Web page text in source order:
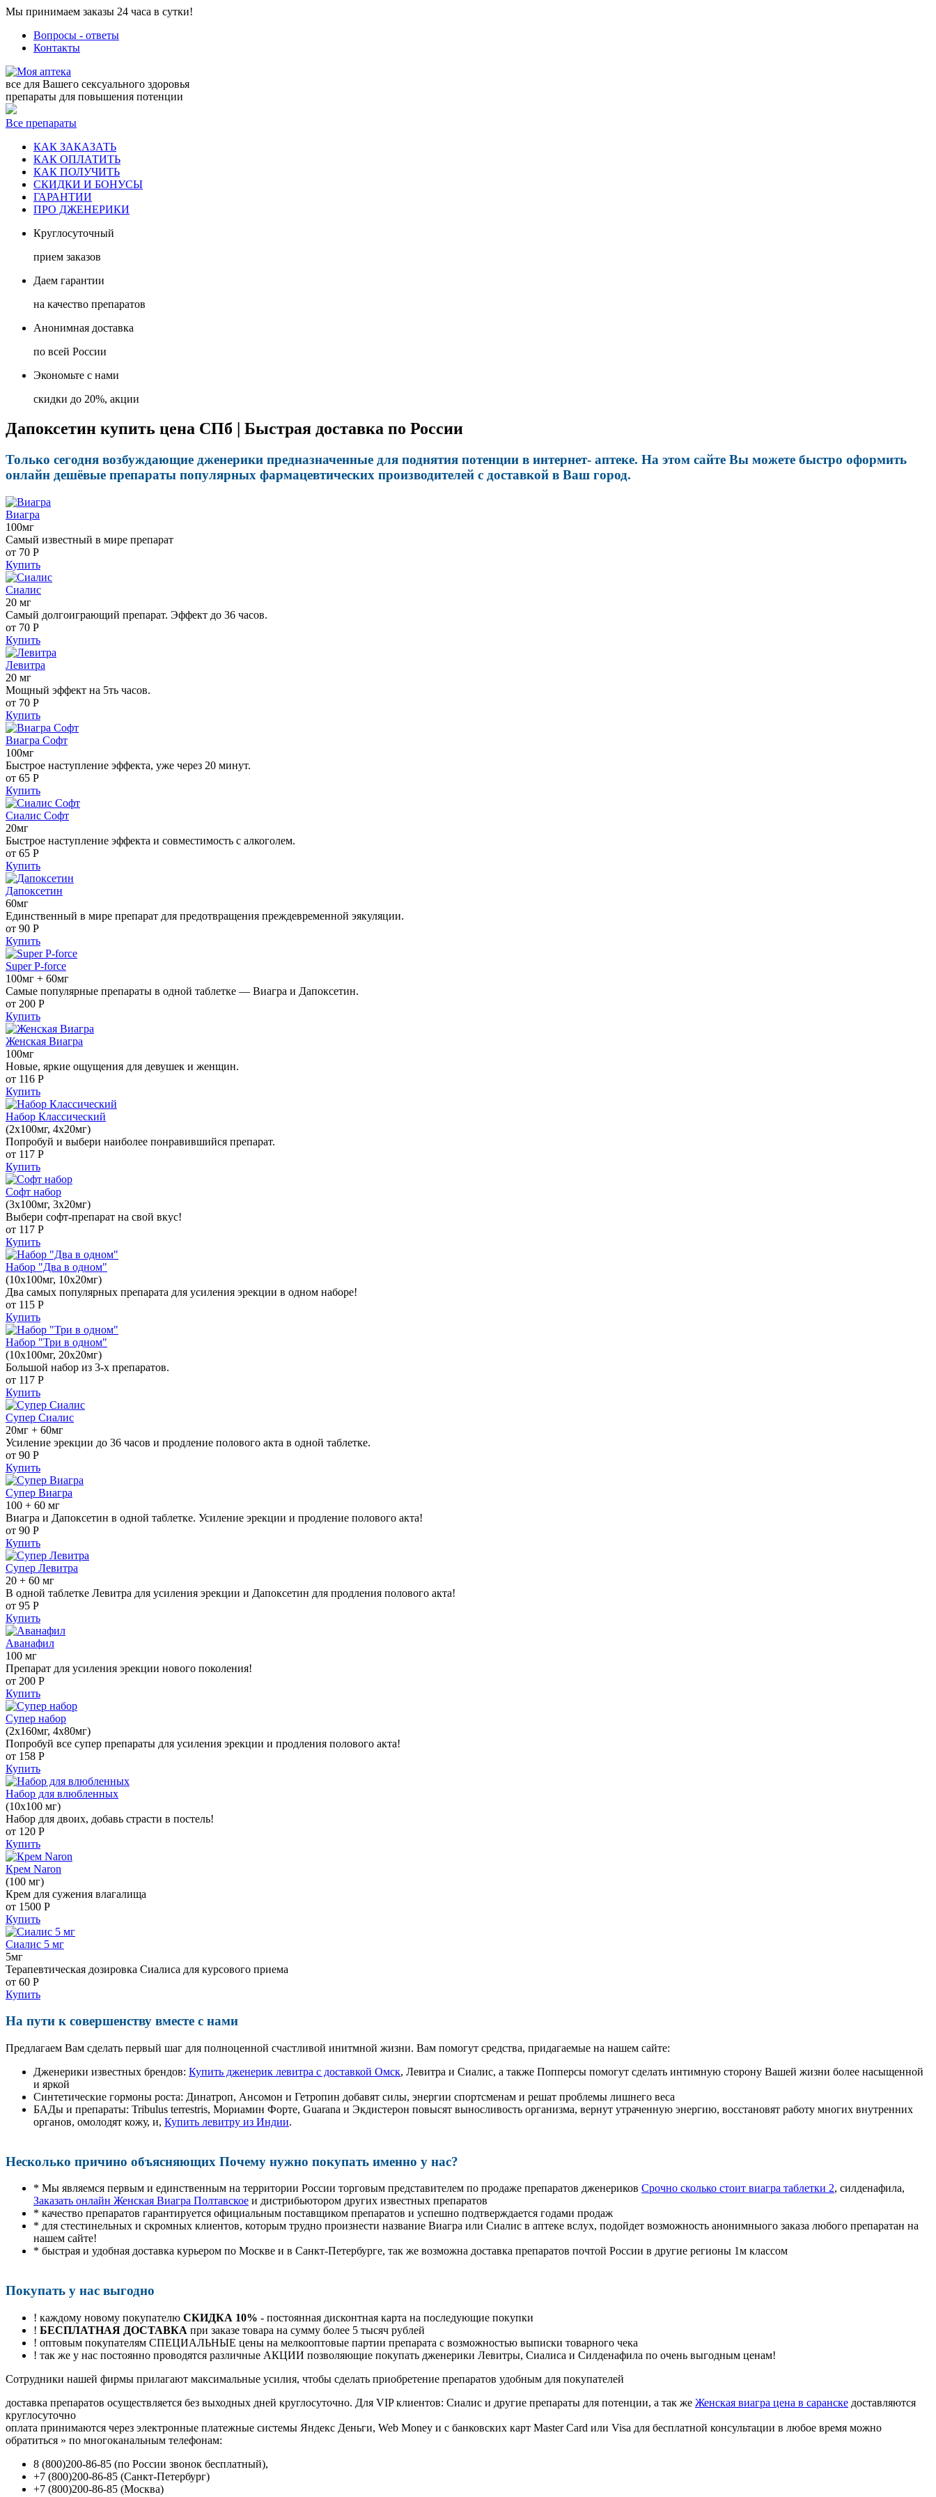
Мы принимаем заказы 24 часа в сутки!
Вопросы - ответы
Контакты
все для Вашего сексуального здоровья
препараты для повышения потенции
Все препараты
КАК ЗАКАЗАТЬ
КАК ОПЛАТИТЬ
КАК ПОЛУЧИТЬ
СКИДКИ И БОНУСЫ
ГАРАНТИИ
ПРО ДЖЕНЕРИКИ
Круглосуточный
прием заказов
Даем гарантии
на качество препаратов
Анонимная доставка
по всей России
Экономьте с нами
скидки до 20%, акции
Дапоксетин купить цена СПб | Быстрая доставка по России
Только сегодня возбуждающие дженерики предназначенные для поднятия потенции в интернет- аптеке. На этом сайте Вы можете быстро оформить
онлайн дешёвые препараты популярных фармацевтических производителей с доставкой в Ваш город.
Виагра
100мг
Самый известный в мире препарат
от 70 Р
Купить
Сиалис
20 мг
Самый долгоиграющий препарат. Эффект до 36 часов.
от 70 Р
Купить
Левитра
20 мг
Мощный эффект на 5ть часов.
от 70 Р
Купить
Виагра Софт
100мг
Быстрое наступление эффекта, уже через 20 минут.
от 65 Р
Купить
Сиалис Софт
20мг
Быстрое наступление эффекта и совместимость с алкоголем.
от 65 Р
Купить
Дапоксетин
60мг
Единственный в мире препарат для предотвращения преждевременной эякуляции.
от 90 Р
Купить
Super P-force
100мг + 60мг
Самые популярные препараты в одной таблетке — Виагра и Дапоксетин.
от 200 Р
Купить
Женская Виагра
100мг
Новые, яркие ощущения для девушек и женщин.
от 116 Р
Купить
Набор Классический
(2x100мг, 4x20мг)
Попробуй и выбери наиболее понравившийся препарат.
от 117 Р
Купить
Софт набор
(3x100мг, 3x20мг)
Выбери софт-препарат на свой вкус!
от 117 Р
Купить
Набор "Два в одном"
(10x100мг, 10x20мг)
Два самых популярных препарата для усиления эрекции в одном наборе!
от 115 Р
Купить
Набор "Три в одном"
(10x100мг, 20x20мг)
Большой набор из 3-х препаратов.
от 117 Р
Купить
Супер Сиалис
20мг + 60мг
Усиление эрекции до 36 часов и продление полового акта в одной таблетке.
от 90 Р
Купить
Супер Виагра
100 + 60 мг
Виагра и Дапоксетин в одной таблетке. Усиление эрекции и продление полового акта!
от 90 Р
Купить
Супер Левитра
20 + 60 мг
В одной таблетке Левитра для усиления эрекции и Дапоксетин для продления полового акта!
от 95 Р
Купить
Аванафил
100 мг
Препарат для усиления эрекции нового поколения!
от 200 Р
Купить
Супер набор
(2х160мг, 4х80мг)
Попробуй все супер препараты для усиления эрекции и продления полового акта!
от 158 Р
Купить
Набор для влюбленных
(10х100 мг)
Набор для двоих, добавь страсти в постель!
от 120 Р
Купить
Крем Naron
(100 мг)
Крем для сужения влагалища
от 1500 Р
Купить
Сиалис 5 мг
5мг
Терапевтическая дозировка Сиалиса для курсового приема
от 60 Р
Купить
На пути к совершенству вместе с нами
Предлагаем Вам сделать первый шаг для полноценной счастливой инитмной жизни. Вам помогут средства, придагаемые на нашем сайте:
Дженерики известных брендов: Купить дженерик левитра с доставкой Омск, Левитра и Сиалис, а также Попперсы помогут сделать интимную сторону Вашей жизни более насыщенной
и яркой
Синтетические гормоны роста: Динатроп, Ансомон и Гетропин добавят силы, энергии спортсменам и решат проблемы лишнего веса
БАДы и препараты: Tribulus terrestris, Мориамин Форте, Guarana и Экдистерон повысят выносливость организма, вернут утраченную энергию, восстановят работу многих внутренних
органов, омолодят кожу, и, Купить левитру из Индии.
Несколько причино объясняющих Почему нужно покупать именно у нас?
* Мы являемся первым и единственным на территории России торговым представителем по продаже препаратов дженериков Срочно сколько стоит виагра таблетки 2, силденафила,
Заказать онлайн Женская Виагра Полтавское и дистрибьютором других известных препаратов
* качество препаратов гарантируется официальным поставщиком препаратов и успешно подтверждается годами продаж
* для стестинельных и скромных клиентов, которым трудно произнести название Виагра или Сиалис в аптеке вслух, подойдет возможность анонимныого заказа любого препаратан на
нашем сайте!
* быстрая и удобная доставка курьером по Москве и в Санкт-Петербурге, так же возможна доставка препаратов почтой России в другие регионы 1м классом
Покупать у нас выгодно
! каждому новому покупателю СКИДКА 10% - постоянная дисконтная карта на последующие покупки
! БЕСПЛАТНАЯ ДОСТАВКА при заказе товара на сумму более 5 тысяч рублей
! оптовым покупателям СПЕЦИАЛЬНЫЕ цены на мелкооптовые партии препарата с возможностью выписки товарного чека
! так же у нас постоянно проводятся различные АКЦИИ позволяющие покупать дженерики Левитры, Сиалиса и Силденафила по очень выгодным ценам!
Cотрудники нашей фирмы прилагают максимальные усилия, чтобы сделать приобретение препаратов удобным для покупателей
доставка препаратов осуществляется без выходных дней круглосуточно. Для VIP клиентов: Сиалис и другие препараты для потенции, а так же Женская виагра цена в саранске доставляются
круглосуточно
оплата принимаются через электронные платежные системы Яндекс Деньги, Web Money и с банковских карт Master Card или Visa для бесплатной консультации в любое время можно
обратиться » по многоканальным телефонам:
8 (800)200-86-85 (по России звонок бесплатный),
+7 (800)200-86-85 (Санкт-Петербург)
+7 (800)200-86-85 (Москва)